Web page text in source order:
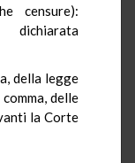
censure):
della legge
delle
la Corte